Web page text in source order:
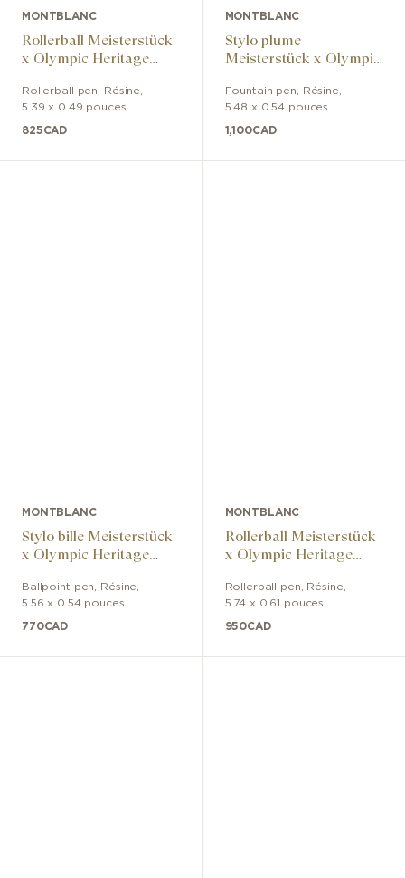
MONTBLANC
Rollerball Meisterstück
x Olympic Heritage
Classique
Rollerball pen Résine
5.39 x 0.49 pouces
825CAD
MONTBLANC
Stylo plume
Meisterstück x Olympic
1924 Classique
Fountain pen Résine
5.48 x 0.54 pouces
1,100CAD
MONTBLANC
Stylo bille Meisterstück
x Olympic Heritage
Ballpoint pen Résine
5.56 x 0.54 pouces
770CAD
MONTBLANC
Rollerball Meisterstück
x Olympic Heritage
Rollerball pen Résine
5.74 x 0.61 pouces
950CAD